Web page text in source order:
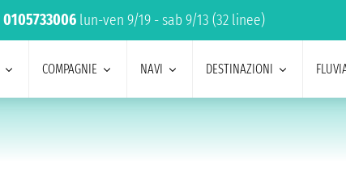
0105733006 lun-ven 9/19 - sab 9/13 (32 linee)
COMPAGNIE NAVI DESTINAZIONI